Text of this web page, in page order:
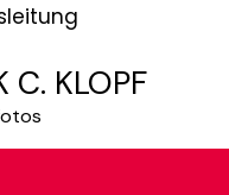
C. KLOPF